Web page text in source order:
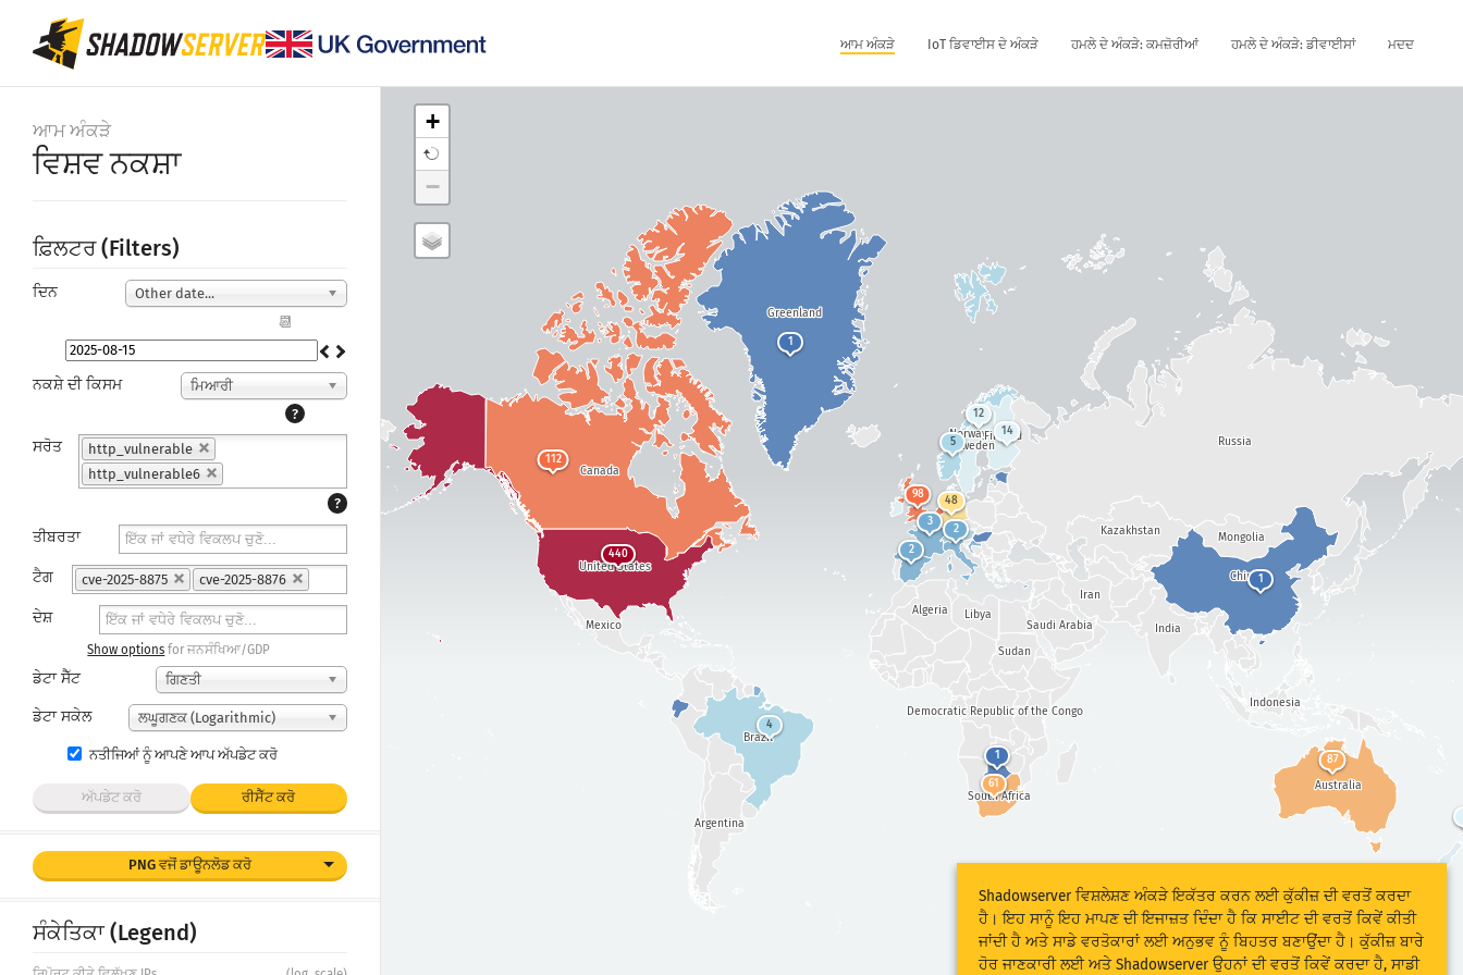
ਆਮ ਅੰਕੜੇ IoT ਡਿਵਾਈਸ ਦੇ ਅੰਕੜੇ ਹਮਲੇ ਦੇ ਅੰਕੜੇ: ਕਮਜ਼ੋਰੀਆਂ ਹਮਲੇ ਦੇ ਅੰਕੜੇ: ਡੀਵਾਈਸਾਂ ਮਦਦ
ਆਮ ਅੰਕੜੇ
ਵਿਸ਼ਵ ਨਕਸ਼ਾ
ਫ਼ਿਲਟਰ (Filters)
ਦਿਨ Other date...
📆
ਨਕਸ਼ੇ ਦੀ ਕਿਸਮ
ਮਿਆਰੀ
?
ਸਰੋਤ
http_vulnerable
http_vulnerable6
?
ਤੀਬਰਤਾ
ਟੈਗ cve-2025-8875 cve-2025-8876
ਦੇਸ਼
Show options for ਜਨਸੰਖਿਆ/GDP
ਡੇਟਾ ਸੈੱਟ ਗਿਣਤੀ
ਡੇਟਾ ਸਕੇਲ ਲਘੂਗਣਕ (Logarithmic)
ਨਤੀਜਿਆਂ ਨੂੰ ਆਪਣੇ ਆਪ ਅੱਪਡੇਟ ਕਰੋ
ਅੱਪਡੇਟ ਕਰੋ ਰੀਸੈੱਟ ਕਰੋ
PNG ਵਜੋਂ ਡਾਊਨਲੋਡ ਕਰੋ
ਸੰਕੇਤਿਕਾ (Legend)
Indonesia
Argentina
India
China
Democratic Republic of the Congo
South Africa
Kazakhstan
Brazil
Mongolia
Russia
Norway
Sweden
Finland
Libya
Sudan
Iran
Saudi Arabia
Algeria
United States
Canada
Mexico
Australia
Greenland
87
4
1
112
1
48
2
14
3
1
2
5
12
98
440
61
+
−
Shadowserver ਵਿਸ਼ਲੇਸ਼ਣ ਅੰਕੜੇ ਇਕੱਤਰ ਕਰਨ ਲਈ ਕੁੱਕੀਜ਼ ਦੀ ਵਰਤੋਂ ਕਰਦਾ
ਹੈ। ਇਹ ਸਾਨੂੰ ਇਹ ਮਾਪਣ ਦੀ ਇਜਾਜ਼ਤ ਦਿੰਦਾ ਹੈ ਕਿ ਸਾਈਟ ਦੀ ਵਰਤੋਂ ਕਿਵੇਂ ਕੀਤੀ
ਜਾਂਦੀ ਹੈ ਅਤੇ ਸਾਡੇ ਵਰਤੋਕਾਰਾਂ ਲਈ ਅਨੁਭਵ ਨੂੰ ਬਿਹਤਰ ਬਣਾਉਂਦਾ ਹੈ। ਕੁੱਕੀਜ਼ ਬਾਰੇ
ਹੋਰ ਜਾਣਕਾਰੀ ਲਈ ਅਤੇ Shadowserver ਉਹਨਾਂ ਦੀ ਵਰਤੋਂ ਕਿਵੇਂ ਕਰਦਾ ਹੈ, ਸਾਡੀ